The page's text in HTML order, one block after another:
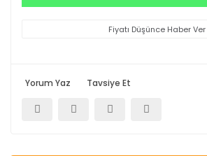
Fiyatı Düşünce Haber Ver
Yorum Yaz Tavsiye Et